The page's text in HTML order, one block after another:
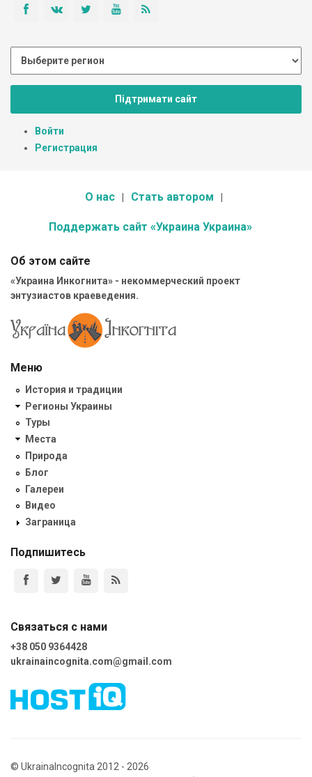
Підтримати сайт
Войти
Регистрация
О нас Стать автором
Поддержать сайт «Украина Украина»
Об этом сайте
«Украина Инкогнита» - некоммерческий проект
энтузиастов краеведения.
Меню
История и традиции
Регионы Украины
Туры
Места
Природа
Блог
Галереи
Видео
Заграница
Подпишитесь
Связаться с нами
+38 050 9364428
ukrainaincognita.com@gmail.com
© UkrainaIncognita 2012 - 2026